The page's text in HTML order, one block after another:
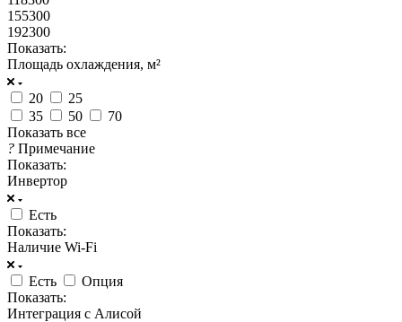
155300
192300
Показать:
Площадь охлаждения, м²
20
25
35
50
70
Показать все
? Примечание
Показать:
Инвертор
Есть
Показать:
Наличие Wi-Fi
Есть
Опция
Показать:
Интеграция с Алисой